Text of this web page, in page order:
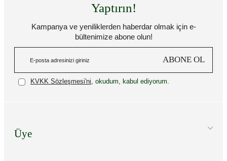
Yaptırın!
Kampanya ve yeniliklerden haberdar olmak için e-
bültenimize abone olun!
ABONE OL
KVKK Sözleşmesi'ni , okudum, kabul ediyorum.
Üye